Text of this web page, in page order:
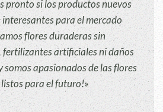
pronto si los productos nuevos
para el mercado
flores duraderas sin
fertilizantes artificiales ni daños
somos apasionados de las flores
para el futuro!»